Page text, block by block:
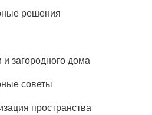
решения
загородного дома
советы
пространства